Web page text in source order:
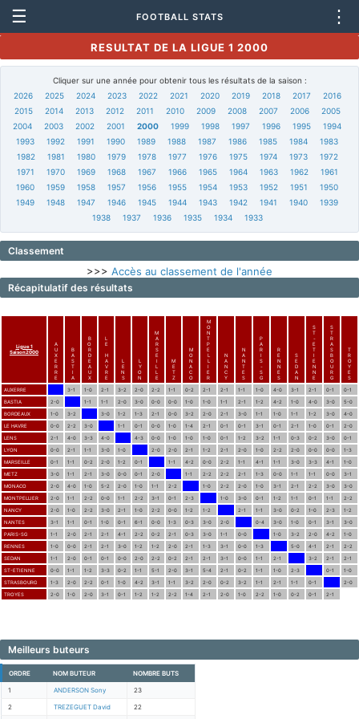
☰ FOOTBALL STATS ⋮
RESULTAT DE LA LIGUE 1 2000
Cliquer sur une année pour obtenir tous les résultats de la saison :
2026
2025 2024 2023 2022 2021 2020 2019 2018 2017
2016
2015
2014 2013 2012 2011 2010 2009 2008 2007 2006
2005
2004
2003 2002 2001 2000 1999 1998 1997 1996 1995
1994
1993
1992 1991 1990 1989 1988 1987 1986 1985 1984
1983
1982
1981 1980 1979 1978 1977 1976 1975 1974 1973
1972
1971
1970 1969 1968 1967 1966 1965 1964 1963 1962
1961
1960
1959 1958 1957 1956 1955 1954 1953 1952 1951
1950
1949
1948 1947 1946 1945 1944 1943 1942 1941 1940
1939
1938
1937 1936 1935 1934 1933
Classement
>>> Accès au classement de l'année
Récapitulatif des résultats
Ligue 1
Saison2000
A
U
X
E
R
R
E
B
A
S
T
I
A
B
O
R
D
E
A
U
X
L
E
H
A
V
R
E
L
E
N
S
L
Y
O
N
M
A
R
S
E
I
L
L
E
M
E
T
Z
M
O
N
A
C
O
M
O
N
T
P
E
L
L
I
E
R
N
A
N
C
Y
N
A
N
T
E
S
P
A
R
I
S
-
S
G
R
E
N
N
E
S
S
E
D
A
N
S
T
-
E
T
I
E
N
N
E
S
T
R
A
S
B
O
U
R
G
T
R
O
Y
E
S
AUXERRE 3-1 1-0 2-1 3-2 2-0 2-2 1-1 0-2 2-1 2-1 1-1 1-0 4-0 3-1 2-1 0-1 0-1
BASTIA 2-0 1-1 1-1 2-0 3-0 0-0 0-0 1-0 1-0 1-1 2-1 1-2 4-2 1-0 4-0 3-0 5-0
BORDEAUX 1-0 3-2 3-0 1-2 1-3 2-1 0-0 3-2 2-0 2-1 3-0 1-1 1-0 1-1 1-2 3-0 4-0
LE HAVRE 0-0 2-2 3-0 1-1 0-1 0-0 1-0 1-4 2-1 0-1 0-1 3-1 0-1 2-1 1-0 0-1 2-0
LENS 2-1 4-0 3-3 4-0 4-3 0-0 1-0 1-0 1-0 0-1 1-2 3-2 1-1 0-3 0-2 3-0 0-1
LYON 0-0 2-1 1-1 3-0 1-0 2-0 2-0 2-1 1-2 2-1 2-0 1-0 2-2 2-0 0-0 0-0 1-3
MARSEILLE 0-1 1-1 0-2 2-0 1-2 0-1 1-1 4-2 0-0 2-2 1-1 4-1 1-1 3-0 3-3 4-1 1-0
METZ 3-0 1-1 2-1 3-0 0-0 0-1 2-0 1-1 2-2 2-2 2-1 1-3 0-0 1-1 1-1 0-0 3-1
MONACO 2-0 4-0 1-0 5-2 2-0 1-0 1-1 2-2 1-0 2-2 2-0 1-0 3-1 2-1 2-2 3-0 3-0
MONTPELLIER 2-0 1-1 2-2 0-0 1-1 2-2 3-1 0-1 2-3 1-0 3-0 0-1 1-2 1-1 0-1 1-1 2-2
NANCY 2-0 1-0 2-2 3-0 2-1 1-0 2-2 0-0 1-2 1-2 2-1 1-1 3-0 0-2 1-0 2-3 1-2
NANTES 3-1 1-1 0-1 1-0 0-1 6-1 0-0 1-3 0-3 3-0 2-0 0-4 3-0 1-0 0-1 3-1 3-0
PARIS-SG 1-1 2-0 2-1 2-1 4-1 2-2 0-2 2-1 0-3 3-0 1-1 0-0 1-0 3-2 2-0 4-2 1-0
RENNES 1-0 0-0 2-1 2-1 3-0 1-2 1-2 2-0 2-1 1-3 3-1 0-0 1-3 5-0 4-1 2-1 2-2
SEDAN 1-1 2-0 0-1 0-1 0-0 2-0 2-2 0-2 2-1 2-1 3-1 0-0 1-1 2-1 3-2 2-1 2-1
ST-ETIENNE 0-0 1-1 1-2 3-3 0-2 1-1 5-1 2-0 3-1 5-4 2-1 0-2 1-1 1-0 2-3 0-1 1-0
STRASBOURG 1-3 2-0 2-2 0-1 1-0 4-2 3-1 1-1 3-2 2-0 0-2 3-2 1-1 2-1 1-1 0-1 2-0
TROYES 2-0 1-0 2-0 3-1 0-1 1-2 1-2 2-2 1-4 2-1 2-0 1-0 2-2 1-0 0-2 0-1 2-1
Meilleurs buteurs
ORDRE NOM BUTEUR NOMBRE BUTS
1 ANDERSON Sony 23
2 TREZEGUET David 22